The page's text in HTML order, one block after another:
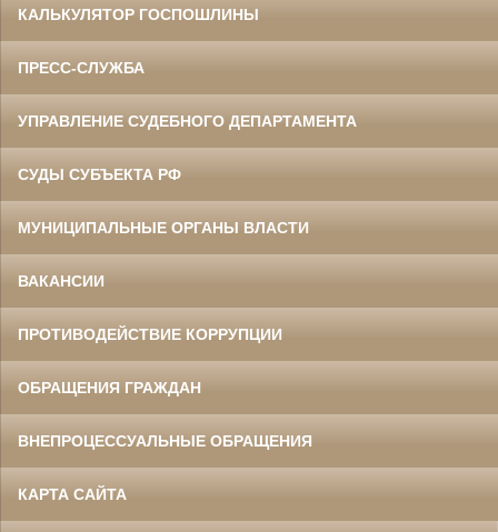
КАЛЬКУЛЯТОР ГОСПОШЛИНЫ
ПРЕСС-СЛУЖБА
УПРАВЛЕНИЕ СУДЕБНОГО ДЕПАРТАМЕНТА
СУДЫ СУБЪЕКТА РФ
МУНИЦИПАЛЬНЫЕ ОРГАНЫ ВЛАСТИ
ВАКАНСИИ
ПРОТИВОДЕЙСТВИЕ КОРРУПЦИИ
ОБРАЩЕНИЯ ГРАЖДАН
ВНЕПРОЦЕССУАЛЬНЫЕ ОБРАЩЕНИЯ
КАРТА САЙТА